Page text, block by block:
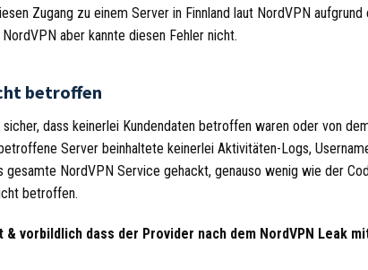
Zugang zu einem Server in Finnland laut NordVPN aufgrund
aber kannte diesen Fehler nicht.
betroffen
dass keinerlei Kundendaten betroffen waren oder von
Server beinhaltete keinerlei Aktivitäten-Logs,
gesamte NordVPN Service gehackt, genauso wenig wie der
betroffen.
& vorbildlich dass der Provider nach dem NordVPN Leak